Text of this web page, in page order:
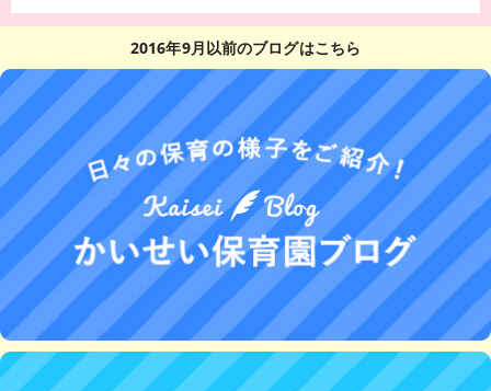
2016年9月以前のブログはこちら